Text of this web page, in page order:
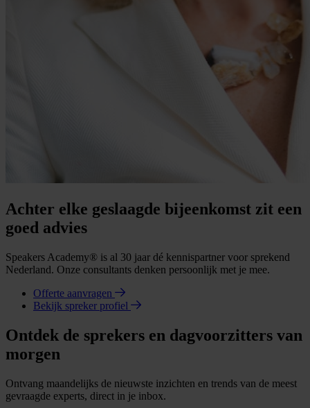
Achter elke geslaagde bijeenkomst zit een
goed advies
Speakers Academy® is al 30 jaar dé kennispartner voor sprekend
Nederland. Onze consultants denken persoonlijk met je mee.
Offerte aanvragen
Bekijk spreker profiel
Ontdek de sprekers en dagvoorzitters van
morgen
Ontvang maandelijks de nieuwste inzichten en trends van de meest
gevraagde experts, direct in je inbox.